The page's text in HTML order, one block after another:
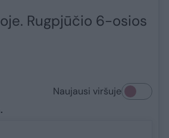
Rugpjūčio 6-osios
Naujausi viršuje